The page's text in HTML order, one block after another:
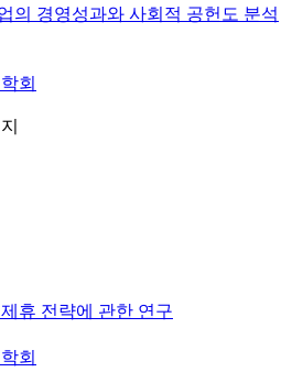
의 경영성과와 사회적 공헌도 분석
회
휴 전략에 관한 연구
회